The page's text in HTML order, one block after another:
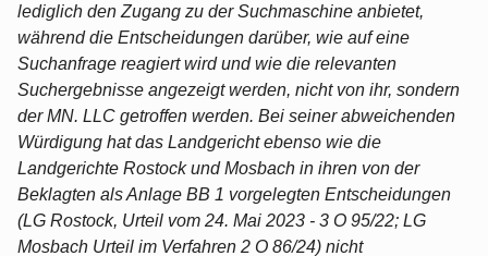
lediglich den Zugang zu der Suchmaschine anbietet,
während die Entscheidungen darüber, wie auf eine
Suchanfrage reagiert wird und wie die relevanten
Suchergebnisse angezeigt werden, nicht von ihr, sondern
der MN. LLC getroffen werden. Bei seiner abweichenden
Würdigung hat das Landgericht ebenso wie die
Landgerichte Rostock und Mosbach in ihren von der
Beklagten als Anlage BB 1 vorgelegten Entscheidungen
(LG Rostock, Urteil vom 24. Mai 2023 - 3 O 95/22; LG
Mosbach Urteil im Verfahren 2 O 86/24) nicht